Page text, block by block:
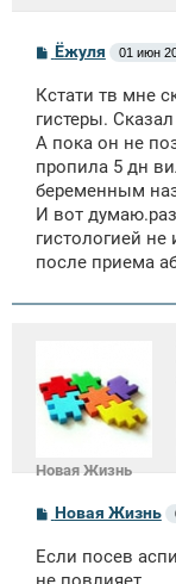
С
о
б
щ
н
и
е
Ёжуля 01 июн
Кстати тв мне
гистеры.
А пока он не
пропила 5 дн
беременным
И вот
гистологией
после приема
Новая Жизнь
С
о
б
щ
Новая Жизнь
Если посев